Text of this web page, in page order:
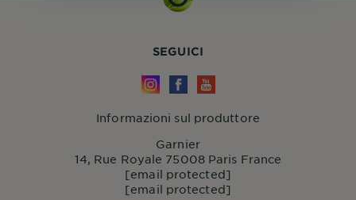
SEGUICI
Informazioni sul produttore
Garnier
14, Rue Royale 75008 Paris France
[email protected]
[email protected]